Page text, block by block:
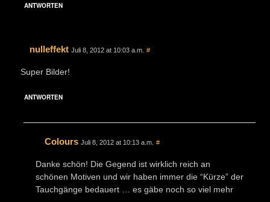
ANTWORTEN
nulleffekt Juli 8, 2012 at 10:03 a.m. #
Super Bilder!
ANTWORTEN
Colours Juli 8, 2012 at 10:13 a.m. #
Danke schön! Die Gegend ist wirklich reich an
schönen Motiven und wir haben immer die “Kürze” der
Tauchgänge bedauert … es gäbe noch so viel mehr